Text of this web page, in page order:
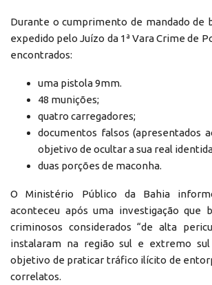
Durante o cumprimento de mandado de
expedido pelo Juízo da 1ª Vara Crime de
encontrados:
uma pistola 9mm.
48 munições;
quatro carregadores;
documentos falsos (apresentados
objetivo de ocultar a sua real
duas porções de maconha.
O Ministério Público da Bahia
aconteceu após uma investigação que
criminosos considerados “de alta
instalaram na região sul e extremo
objetivo de praticar tráfico ilícito de
correlatos.